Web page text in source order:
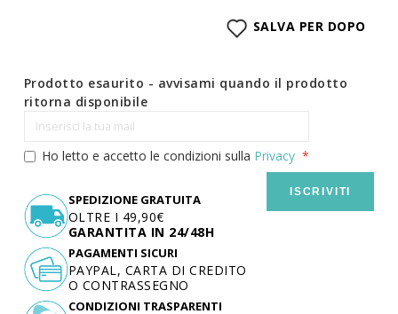
SALVA PER DOPO
Prodotto esaurito - avvisami quando il prodotto
ritorna disponibile
Ho letto e accetto le condizioni sulla Privacy
ISCRIVITI
SPEDIZIONE GRATUITA
OLTRE I 49,90€
GARANTITA IN 24/48H
PAGAMENTI SICURI
PAYPAL, CARTA DI CREDITO
O CONTRASSEGNO
CONDIZIONI TRASPARENTI